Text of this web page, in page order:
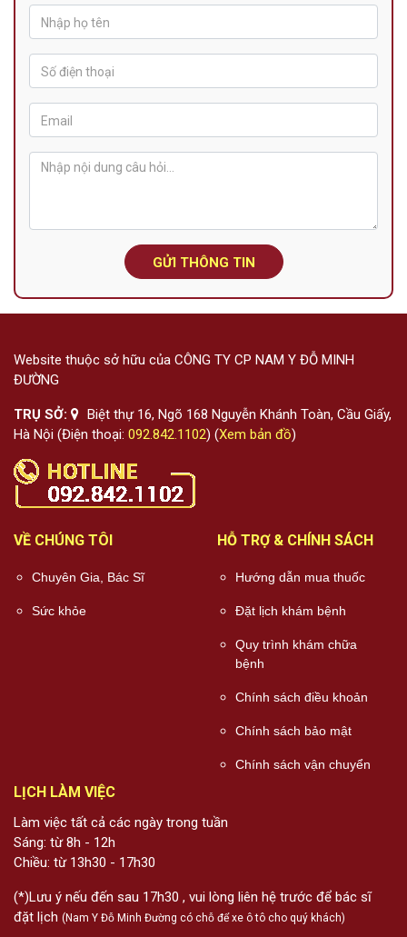
GỬI THÔNG TIN
Website thuộc sở hữu của CÔNG TY CP NAM Y ĐỖ MINH
ĐƯỜNG
TRỤ SỞ:
Biệt thự 16, Ngõ 168 Nguyễn Khánh Toàn, Cầu Giấy,
Hà Nội (Điện thoại: 092.842.1102) (Xem bản đồ)
VỀ CHÚNG TÔI
Chuyên Gia, Bác Sĩ
Sức khỏe
HỖ TRỢ & CHÍNH SÁCH
Hướng dẫn mua thuốc
Đặt lịch khám bệnh
Quy trình khám chữa
bệnh
Chính sách điều khoản
Chính sách bảo mật
Chính sách vận chuyển
LỊCH LÀM VIỆC
Làm việc tất cả các ngày trong tuần
Sáng: từ 8h - 12h
Chiều: từ 13h30 - 17h30
(*)Lưu ý nếu đến sau 17h30 , vui lòng liên hệ trước để bác sĩ
đặt lịch (Nam Y Đỗ Minh Đường có chỗ để xe ô tô cho quý khách)